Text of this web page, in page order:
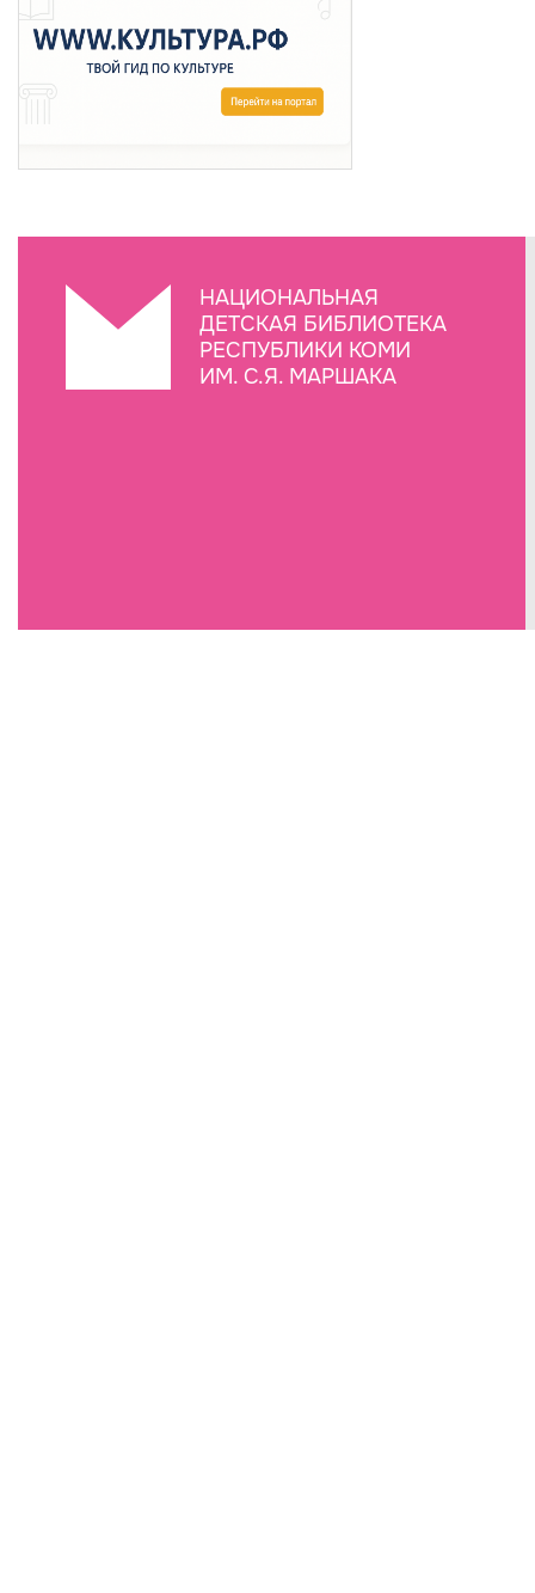
НАЦИОНАЛЬНАЯ
ДЕТСКАЯ БИБЛИОТЕКА
РЕСПУБЛИКИ КОМИ
ИМ. С.Я. МАРШАКА